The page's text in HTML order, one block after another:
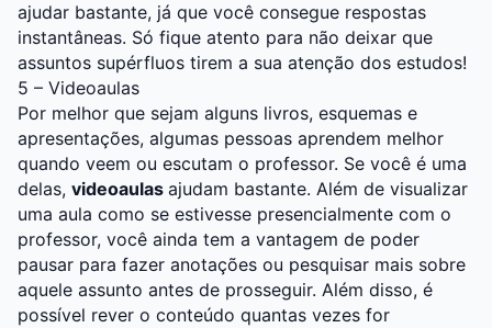
ajudar bastante, já que você consegue respostas
instantâneas. Só fique atento para não deixar que
assuntos supérfluos tirem a sua atenção dos estudos!
5 – Videoaulas
Por melhor que sejam alguns livros, esquemas e
apresentações, algumas pessoas aprendem melhor
quando veem ou escutam o professor. Se você é uma
delas, videoaulas ajudam bastante. Além de visualizar
uma aula como se estivesse presencialmente com o
professor, você ainda tem a vantagem de poder
pausar para fazer anotações ou pesquisar mais sobre
aquele assunto antes de prosseguir. Além disso, é
possível rever o conteúdo quantas vezes for